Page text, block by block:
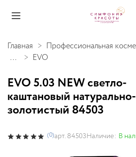
Главная
Профессиональная
...
EVO
EVO 5.03 NEW светло-
каштановый натурально-
золотистый 84503
(0)арт.84503Наличие: В